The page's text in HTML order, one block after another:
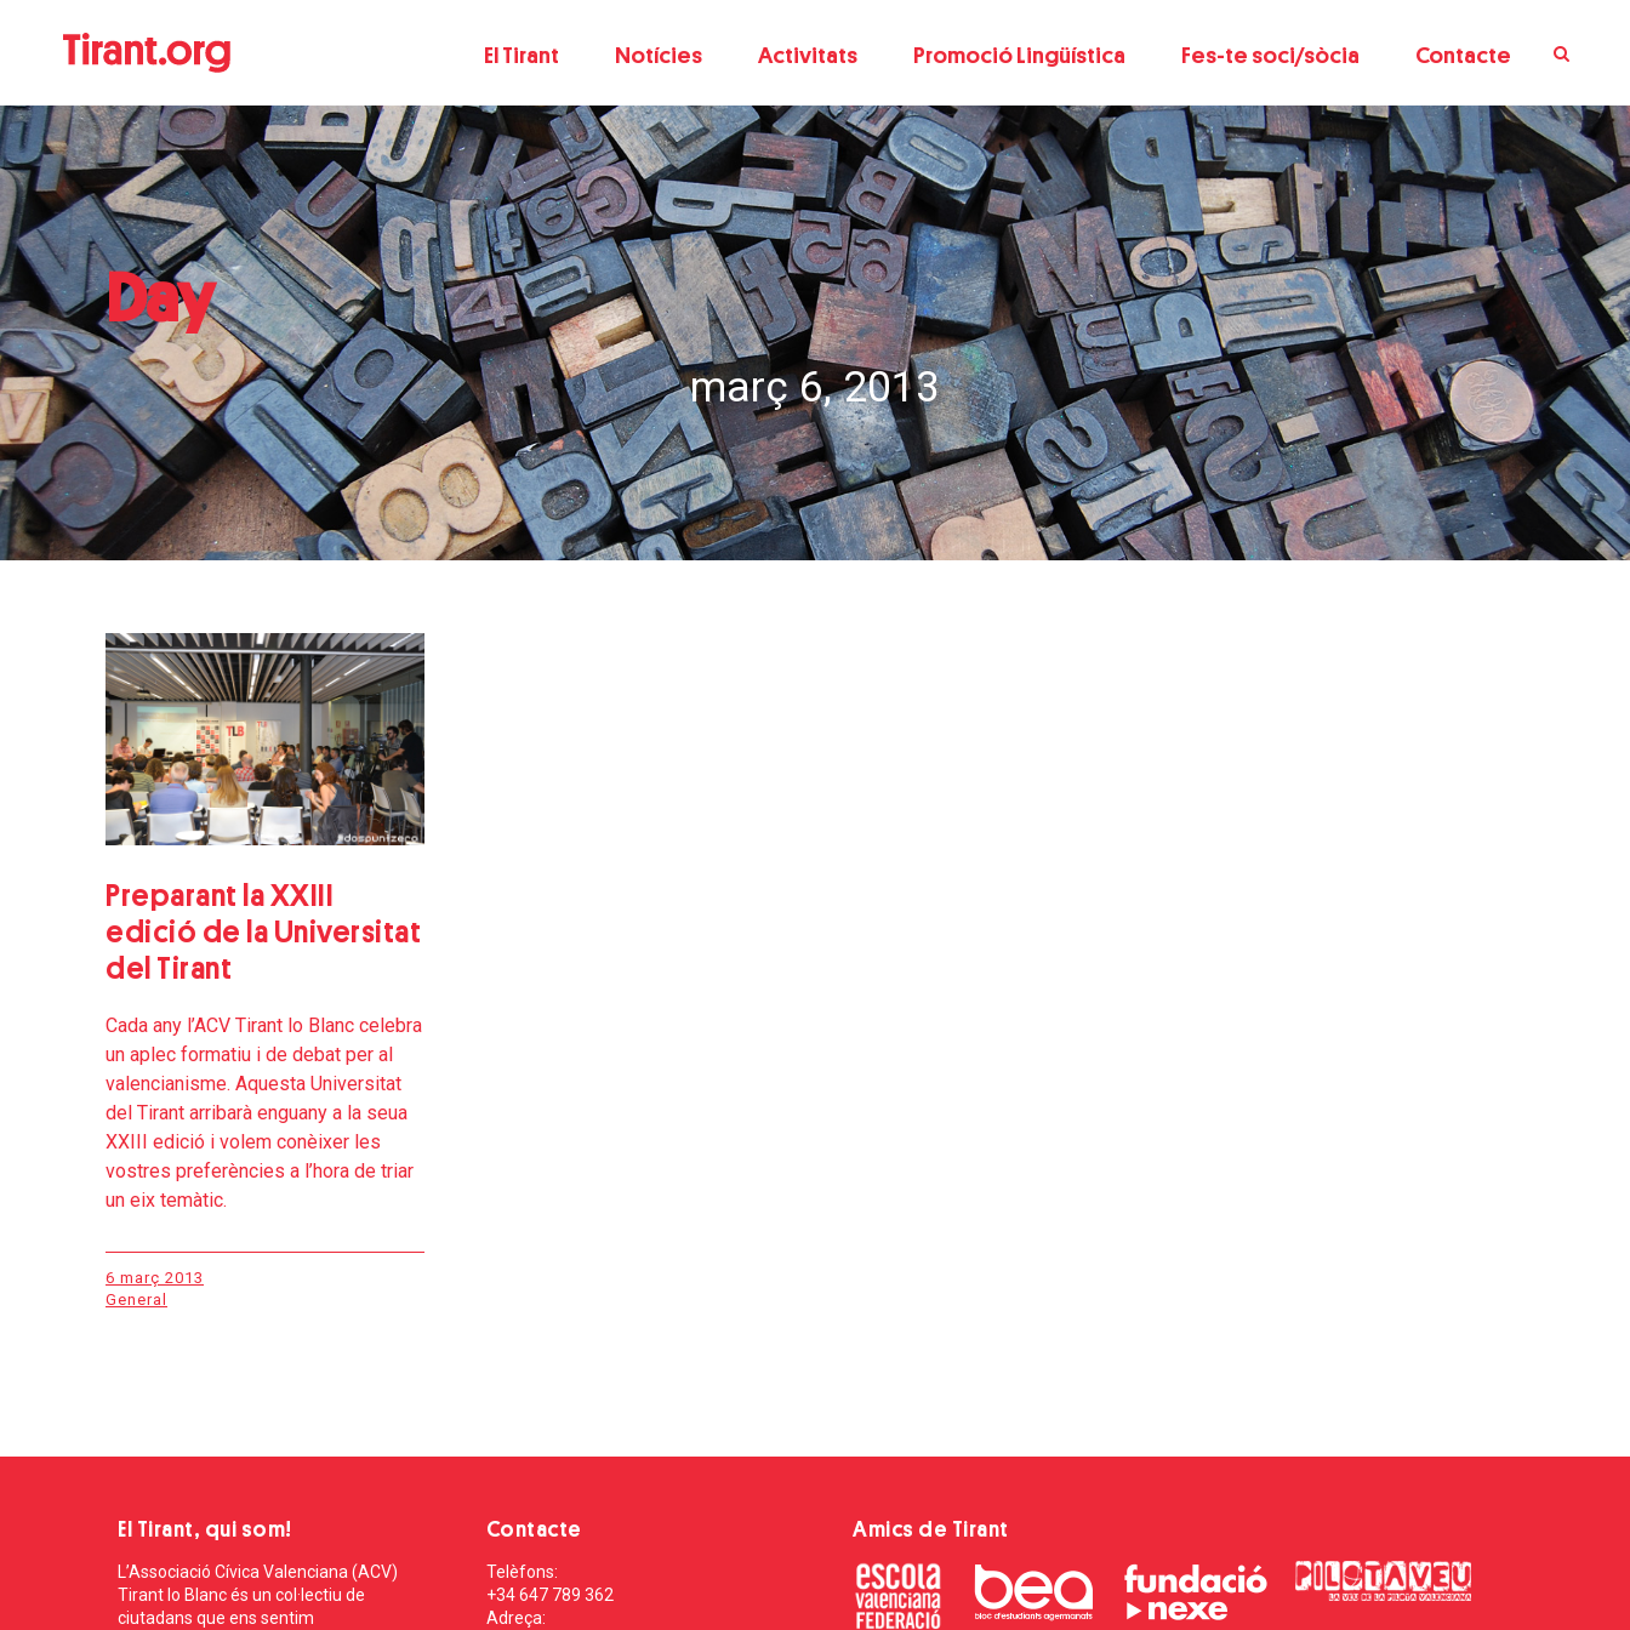
El Tirant Notícies Activitats Promoció Lingüística Fes-te soci/sòcia Contacte
Day
març 6, 2013
Preparant la XXIII
edició de la Universitat
del Tirant
Cada any l’ACV Tirant lo Blanc celebra
un aplec formatiu i de debat per al
valencianisme. Aquesta Universitat
del Tirant arribarà enguany a la seua
XXIII edició i volem conèixer les
vostres preferències a l’hora de triar
un eix temàtic.
6 març 2013
General
El Tirant, qui som!
L’Associació Cívica Valenciana (ACV)
Tirant lo Blanc és un col·lectiu de
ciutadans que ens sentim
Contacte
Telèfons:
+34 647 789 362
Adreça:
Amics de Tirant